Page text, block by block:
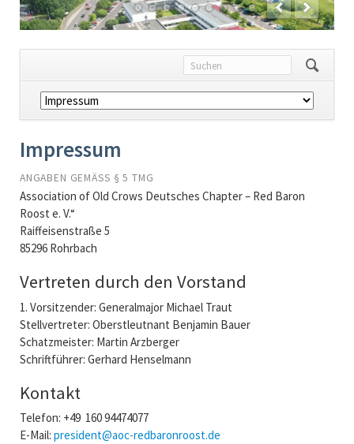
Navigation
überspringen
Impressum
ANGABEN GEMÄSS § 5 TMG
Association of Old Crows Deutsches Chapter – Red Baron
Roost e. V.“
Raiffeisenstraße 5
85296 Rohrbach
Vertreten durch den Vorstand
1. Vorsitzender: Generalmajor Michael Traut
Stellvertreter: Oberstleutnant Benjamin Bauer
Schatzmeister: Martin Arzberger
Schriftführer: Gerhard Henselmann
Kontakt
Telefon: +49 160 94474077
E-Mail: president@aoc-redbaronroost.de